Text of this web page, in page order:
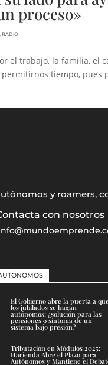
proceso»
,RADIO
el trabajo, la familia, el
tiempo, pues
y roamers,
El Gobierno abre la puerta a que
los jubilados se hagan
autónomos: ¿solución para las
pensiones o síntoma de un
sistema bajo presión?
Tributación en Módulos 2025:
Hacienda Abre el Plazo para
Autónomos y Mantiene el